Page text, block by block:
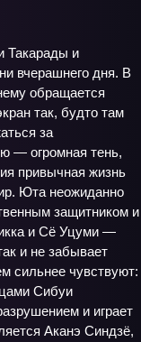
Такарады и
вчерашнего дня. В
обращается
так, будто там
за
— огромная тень,
привычная жизнь
Юта неожиданно
защитником и
и Сё Уцуми —
и не забывает
сильнее чувствуют:
Сибуи
и играет
Аканэ Синдзё,